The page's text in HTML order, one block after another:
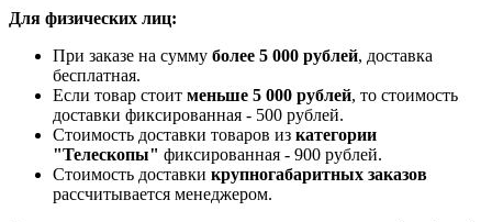
Для физических лиц:
При заказе на сумму более 5 000 рублей, доставка
бесплатная.
Если товар стоит меньше 5 000 рублей, то стоимость
доставки фиксированная - 500 рублей.
Стоимость доставки товаров из категории
"Телескопы" фиксированная - 900 рублей.
Стоимость доставки крупногабаритных заказов
рассчитывается менеджером.